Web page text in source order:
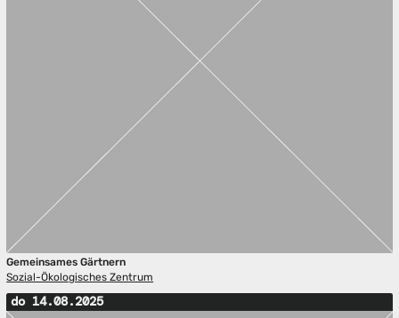
Gemeinsames Gärtnern
Sozial-Ökologisches Zentrum
do 14.08.2025